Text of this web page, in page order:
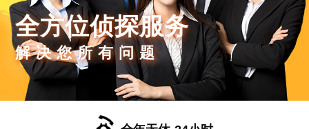
全方位侦探服务
解决您所有问题